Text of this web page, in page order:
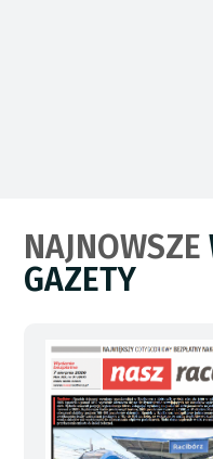
NAJNOWSZE
GAZETY